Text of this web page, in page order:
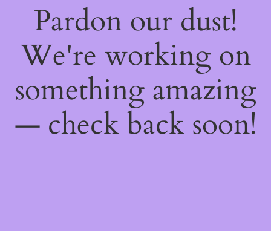
Pardon our dust!
We're working on
something amazing
— check back soon!